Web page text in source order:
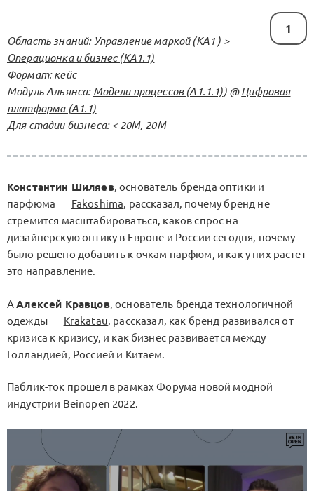
1
Область знаний: Управление маркой (KA1 ) >
Операционка и бизнес (КА1.1)
Формат: кейс
Модуль Альянса: Модели процессов (А1.1.1)) @Цифровая
платформа (А1.1)
Для стадии бизнеса: < 20М, 20М
Константин Шиляев, основатель бренда оптики и
парфюма
Fakoshima, рассказал, почему бренд не
стремится масштабироваться, каков спрос на
дизайнерскую оптику в Европе и России сегодня, почему
было решено добавить к очкам парфюм, и как у них растет
это направление.
ААлексей Кравцов, основатель бренда технологичной
одежды
Krakatau, рассказал, как бренд развивался от
кризиса к кризису, и как бизнес развивается между
Голландией, Россией и Китаем.
Паблик-ток прошел в рамках Форума новой модной
индустрии Beinopen 2022.